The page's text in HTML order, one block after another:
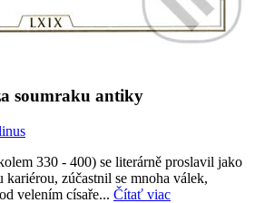
soumraku antiky
330 - 400) se literárně proslavil jako
zúčastnil se mnoha válek,
velením císaře... Čítať viac